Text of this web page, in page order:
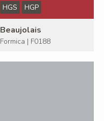
HGS HGP
Beaujolais
Formica | F0188